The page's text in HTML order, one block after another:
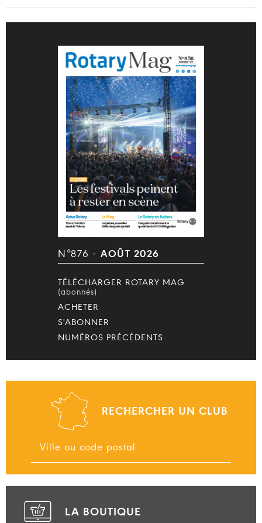
N°876 - AOÛT 2026
TÉLÉCHARGER ROTARY MAG
(abonnés)
ACHETER
S'ABONNER
NUMÉROS PRÉCÉDENTS
RECHERCHER UN CLUB
LA BOUTIQUE